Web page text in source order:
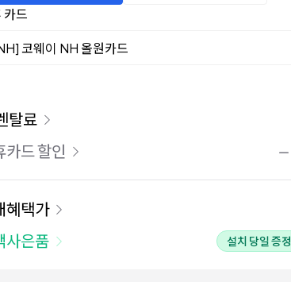
카드
코웨이 NH 올원카드
요금
탈료
카드 할인
혜택가
사은품 설치 당일 증정